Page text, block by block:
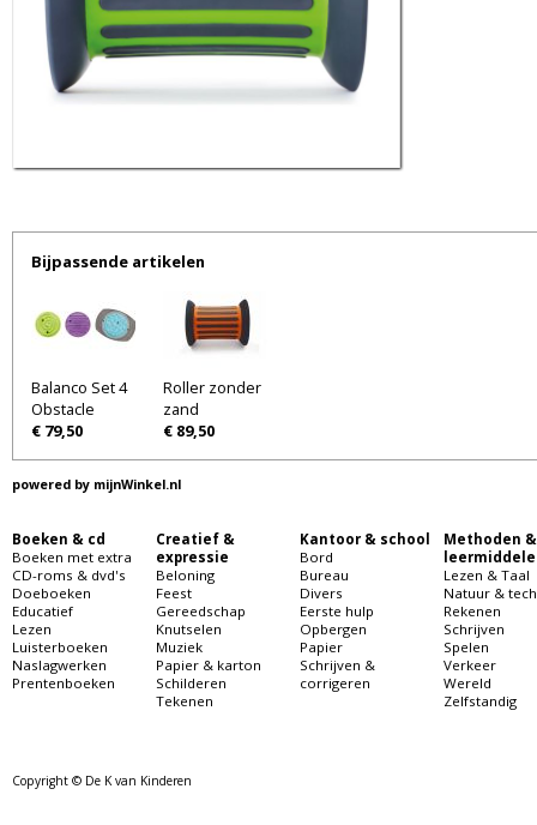
Bijpassende artikelen
Balanco Set 4
Obstacle
€ 79,50
Roller zonder
zand
€ 89,50
powered by mijnWinkel.nl
Boeken & cd
Boeken met extra
CD-roms & dvd's
Doeboeken
Educatief
Lezen
Luisterboeken
Naslagwerken
Prentenboeken
Creatief &
expressie
Beloning
Feest
Gereedschap
Knutselen
Muziek
Papier & karton
Schilderen
Tekenen
Kantoor & school
Bord
Bureau
Divers
Eerste hulp
Opbergen
Papier
Schrijven &
corrigeren
Methoden &
Lezen & Taal
Natuur &
Rekenen
Schrijven
Spelen
Verkeer
Wereld
Zelfstandig
Copyright © De K van Kinderen